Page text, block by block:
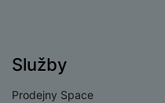
Služby
Prodejny Space